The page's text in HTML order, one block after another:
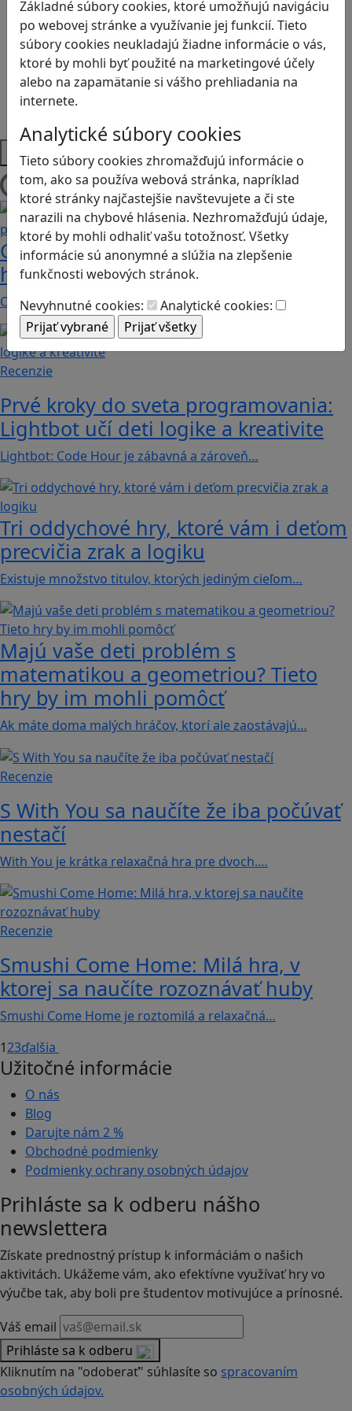
Základné súbory cookies, ktoré umožňujú navigáciu
po webovej stránke a využívanie jej funkcií. Tieto
súbory cookies neukladajú žiadne informácie o vás,
ktoré by mohli byť použité na marketingové účely
alebo na zapamätanie si vášho prehliadania na
internete.
Analytické súbory cookies
Tieto súbory cookies zhromažďujú informácie o
tom, ako sa používa webová stránka, napríklad
ktoré stránky najčastejšie navštevujete a či ste
narazili na chybové hlásenia. Nezhromažďujú údaje,
ktoré by mohli odhaliť vašu totožnosť. Všetky
informácie sú anonymné a slúžia na zlepšenie
funkčnosti webových stránok.
Nevyhnutné cookies:
Analytické cookies:
Logické myslenie
Ľudské práva a tolerancia
Motorika a koncentrácia
Programovanie/Technika
Sociálne zručnosti a kooperácia
Strategické myslenie
Platformy
Načítam blogy
Construct 2 umožní deťom vytvoriť
hry bez znalosti programovania
Chceli by ste vaše deti oboznámiť s programovaním…
Recenzie
Prvé kroky do sveta programovania:
Lightbot učí deti logike a kreativite
Lightbot: Code Hour je zábavná a zároveň…
Tri oddychové hry, ktoré vám i deťom
precvičia zrak a logiku
Existuje množstvo titulov, ktorých jediným cieľom…
Majú vaše deti problém s
matematikou a geometriou? Tieto
hry by im mohli pomôcť
Ak máte doma malých hráčov, ktorí ale zaostávajú…
Recenzie
S With You sa naučíte že iba počúvať
nestačí
With You je krátka relaxačná hra pre dvoch.…
Recenzie
Smushi Come Home: Milá hra, v
ktorej sa naučíte rozoznávať huby
Smushi Come Home je roztomilá a relaxačná…
123ďalšia
Užitočné informácie
O nás
Blog
Darujte nám 2 %
Obchodné podmienky
Podmienky ochrany osobných údajov
Prihláste sa k odberu nášho
newslettera
Získate prednostný prístup k informáciám o našich
aktivitách. Ukážeme vám, ako efektívne využívať hry vo
výučbe tak, aby boli pre študentov motivujúce a prínosné.
Váš email
Prihláste sa k odberu
Kliknutím na "odoberať" súhlasíte so spracovaním
osobných údajov.